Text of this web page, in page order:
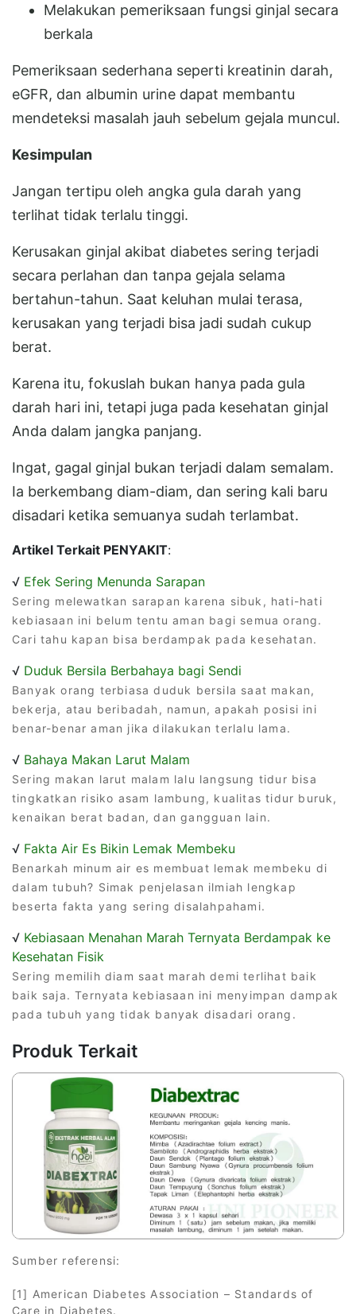
Melakukan pemeriksaan fungsi ginjal secara
berkala
Pemeriksaan sederhana seperti kreatinin darah,
eGFR, dan albumin urine dapat membantu
mendeteksi masalah jauh sebelum gejala muncul.
Kesimpulan
Jangan tertipu oleh angka gula darah yang
terlihat tidak terlalu tinggi.
Kerusakan ginjal akibat diabetes sering terjadi
secara perlahan dan tanpa gejala selama
bertahun-tahun. Saat keluhan mulai terasa,
kerusakan yang terjadi bisa jadi sudah cukup
berat.
Karena itu, fokuslah bukan hanya pada gula
darah hari ini, tetapi juga pada kesehatan ginjal
Anda dalam jangka panjang.
Ingat, gagal ginjal bukan terjadi dalam semalam.
Ia berkembang diam-diam, dan sering kali baru
disadari ketika semuanya sudah terlambat.
Artikel Terkait PENYAKIT:
√ Efek Sering Menunda Sarapan
Sering melewatkan sarapan karena sibuk, hati-hati
kebiasaan ini belum tentu aman bagi semua orang.
Cari tahu kapan bisa berdampak pada kesehatan.
√ Duduk Bersila Berbahaya bagi Sendi
Banyak orang terbiasa duduk bersila saat makan,
bekerja, atau beribadah, namun, apakah posisi ini
benar-benar aman jika dilakukan terlalu lama.
√ Bahaya Makan Larut Malam
Sering makan larut malam lalu langsung tidur bisa
tingkatkan risiko asam lambung, kualitas tidur buruk,
kenaikan berat badan, dan gangguan lain.
√ Fakta Air Es Bikin Lemak Membeku
Benarkah minum air es membuat lemak membeku di
dalam tubuh? Simak penjelasan ilmiah lengkap
beserta fakta yang sering disalahpahami.
√ Kebiasaan Menahan Marah Ternyata Berdampak ke
Kesehatan Fisik
Sering memilih diam saat marah demi terlihat baik
baik saja. Ternyata kebiasaan ini menyimpan dampak
pada tubuh yang tidak banyak disadari orang.
Produk Terkait
Sumber referensi:
[1] American Diabetes Association – Standards of
Care in Diabetes.